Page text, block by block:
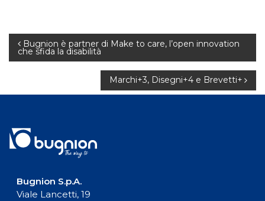
Navigazione
Bugnion è partner di Make to care, l’open innovation
che sfida la disabilità
Marchi+3, Disegni+4 e Brevetti+
Bugnion S.p.A.
Viale Lancetti, 19